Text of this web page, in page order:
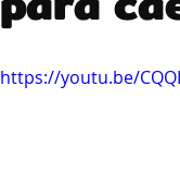
https://youtu.be/